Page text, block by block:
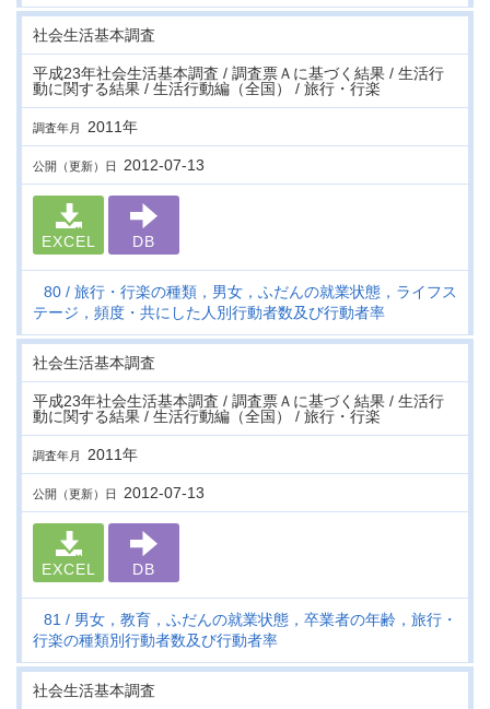
社会生活基本調査
平成23年社会生活基本調査 / 調査票Ａに基づく結果 / 生活行
動に関する結果 / 生活行動編（全国） / 旅行・行楽
調査年月 2011年
公開（更新）日 2012-07-13
EXCEL DB
80
旅行・行楽の種類，男女，ふだんの就業状態，ライフス
テージ，頻度・共にした人別行動者数及び行動者率
社会生活基本調査
平成23年社会生活基本調査 / 調査票Ａに基づく結果 / 生活行
動に関する結果 / 生活行動編（全国） / 旅行・行楽
調査年月 2011年
公開（更新）日 2012-07-13
EXCEL DB
81
男女，教育，ふだんの就業状態，卒業者の年齢，旅行・
行楽の種類別行動者数及び行動者率
社会生活基本調査